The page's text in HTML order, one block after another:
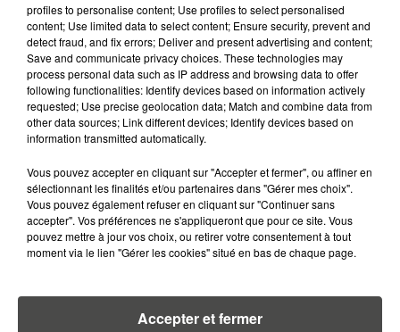
BOMBARDIER D'EAU FRANÇAIS
PREND SON ENVOL
22 juillet 2026
RÉSEAUX SOCIAUX : LES MOINS
DE 15 ANS BIENTÔT
DÉCONNECTÉS
POISSONS, HUÎTRES, MOULES : CE
QUI VA CHANGER DANS VOS
ASSIETTES...
15 juillet 2026
SIFFLETS, CIRÉS JAUNES ET
BALISES,...
profiles to personalise content; Use profiles to select personalised
content; Use limited data to select content; Ensure security, prevent and
detect fraud, and fix errors; Deliver and present advertising and content;
Save and communicate privacy choices. These technologies may
process personal data such as IP address and browsing data to offer
following functionalities: Identify devices based on information actively
requested; Use precise geolocation data; Match and combine data from
other data sources; Link different devices; Identify devices based on
information transmitted automatically.
Vous pouvez accepter en cliquant sur "Accepter et fermer", ou affiner en
sélectionnant les finalités et/ou partenaires dans "Gérer mes choix".
Vous pouvez également refuser en cliquant sur "Continuer sans
accepter". Vos préférences ne s'appliqueront que pour ce site. Vous
pouvez mettre à jour vos choix, ou retirer votre consentement à tout
moment via le lien "Gérer les cookies" situé en bas de chaque page.
Accepter et fermer